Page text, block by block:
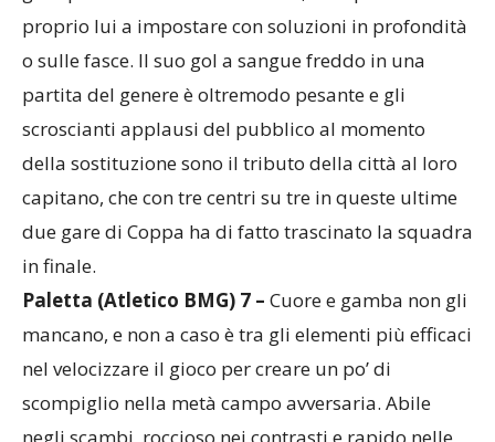
o sulle fasce. Il suo gol a sangue freddo in una
partita del genere è oltremodo pesante e gli
scroscianti applausi del pubblico al momento
della sostituzione sono il tributo della città al loro
capitano, che con tre centri su tre in queste ultime
due gare di Coppa ha di fatto trascinato la squadra
in finale.
Paletta (Atletico BMG) 7 –
mancano, e non a caso è tra gli elementi più efficaci
nel velocizzare il gioco per creare un po’ di
scompiglio nella metà campo avversaria. Abile
negli scambi, roccioso nei contrasti e rapido nelle
discese sull’esterno, non poteva fare di più di quel